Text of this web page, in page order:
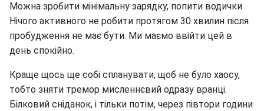
Можна зробити мінімальну зарядку, попити водички.
Нічого активного не робити протягом 30 хвилин після
пробудження не має бути. Ми маємо ввійти цей в
день спокійно.
Краще щось ще собі спланувати, щоб не було хаосу,
тобто зняти тремор мисленнєвий одразу вранці.
Білковий сніданок, і тільки потім, через півтори години